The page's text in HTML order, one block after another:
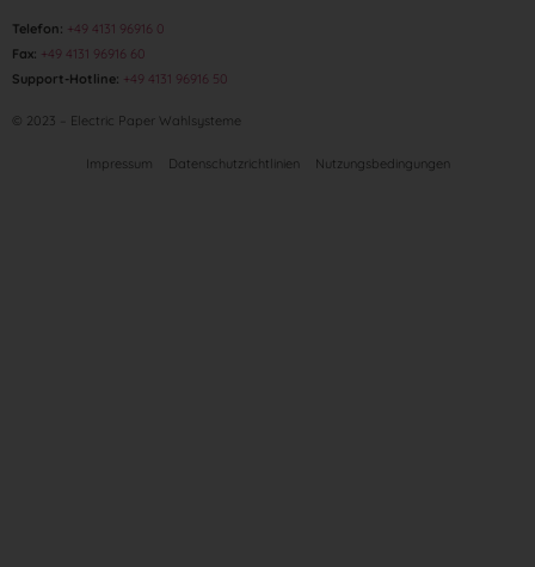
Telefon: +49 4131 96916 0
Fax: +49 4131 96916 60
Support-Hotline: +49 4131 96916 50
© 2023 – Electric Paper Wahlsysteme
Impressum Datenschutzrichtlinien Nutzungsbedingungen